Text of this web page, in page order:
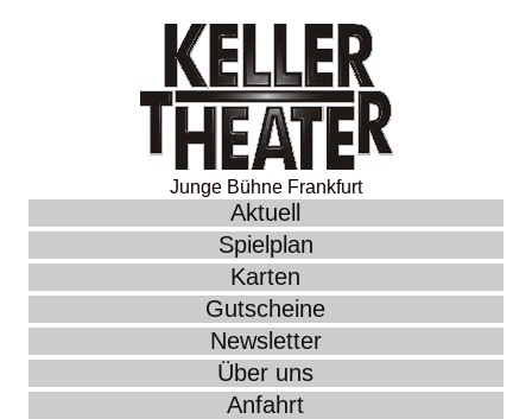
Junge Bühne Frankfurt
Aktuell
Spielplan
Karten
Gutscheine
Newsletter
Über uns
Anfahrt